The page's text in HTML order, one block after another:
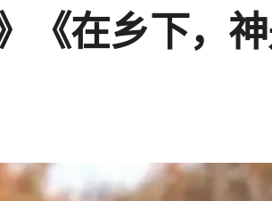
在乡下，